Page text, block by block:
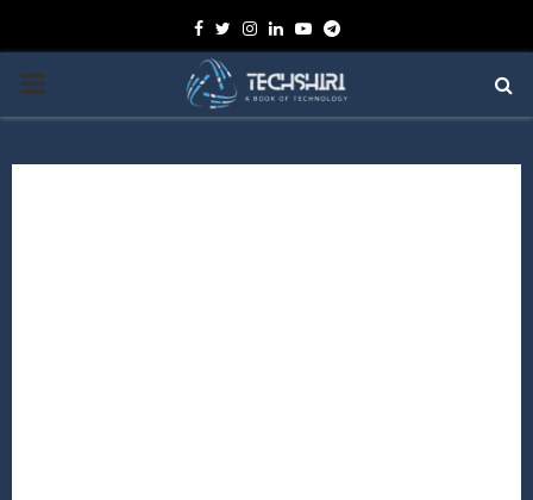
Facebook
TwitterInstagram
Linkedin
YoutubeTelegram
PRIMARY